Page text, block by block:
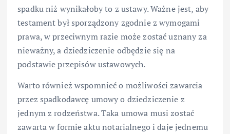
spadku niż wynikałoby to z ustawy. Ważne jest, aby
testament był sporządzony zgodnie z wymogami
prawa, w przeciwnym razie może zostać uznany za
nieważny, a dziedziczenie odbędzie się na
podstawie przepisów ustawowych.
Warto również wspomnieć o możliwości zawarcia
przez spadkodawcę umowy o dziedziczenie z
jednym z rodzeństwa. Taka umowa musi zostać
zawarta w formie aktu notarialnego i daje jednemu